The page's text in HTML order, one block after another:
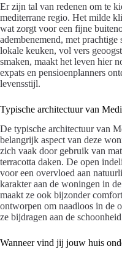
Er zijn tal van redenen om te
mediterrane regio. Het milde
wat zorgt voor een fijne
adembenemend, met
lokale keuken, vol vers
smaken, maakt het leven hier
expats en pensioenplanners
levensstijl.
Typische architectuur van
De typische architectuur van
belangrijk aspect van deze
zich vaak door gebruik van
terracotta daken. De open
voor een overvloed aan
karakter aan de woningen in
maakt ze ook bijzonder
ontworpen om naadloos in de
ze bijdragen aan de
Wanneer vind jij jouw huis